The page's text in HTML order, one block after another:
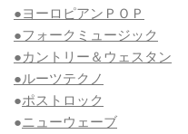
●ヨーロピアンＰＯＰ
●フォークミュージック
●カントリー＆ウェスタン
●ルーツテクノ
●ポストロック
●ニューウェーブ